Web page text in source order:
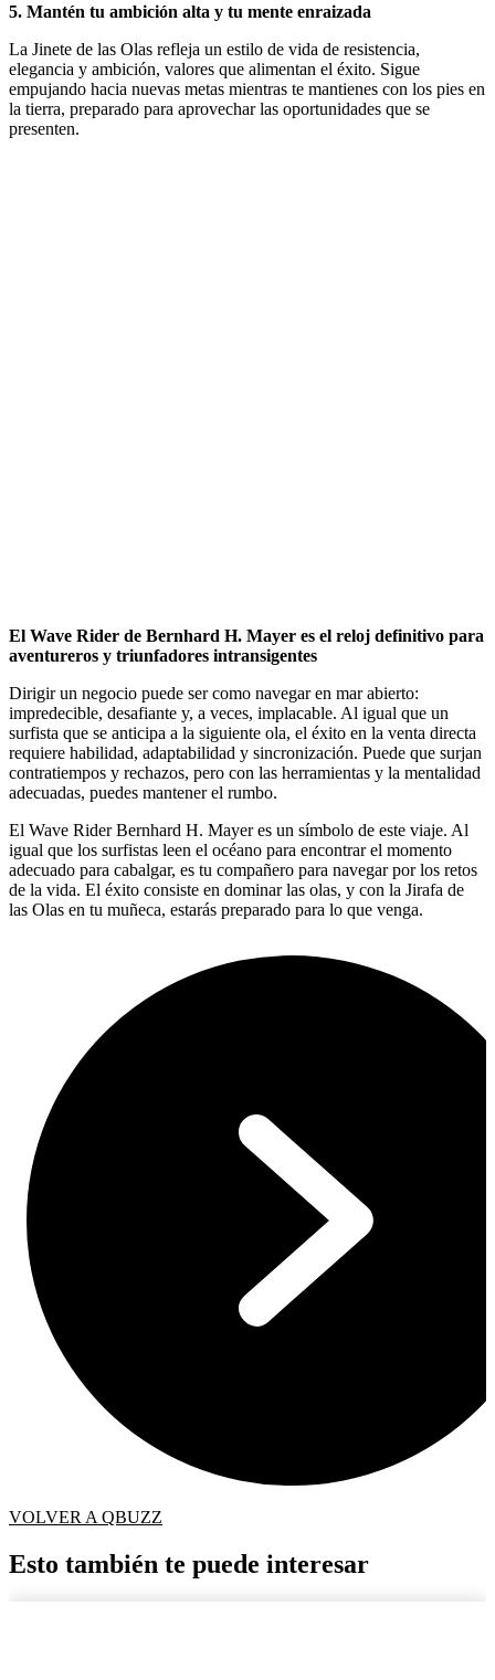
5. Mantén tu ambición alta y tu mente enraizada
La Jinete de las Olas refleja un estilo de vida de resistencia,
elegancia y ambición, valores que alimentan el éxito. Sigue
empujando hacia nuevas metas mientras te mantienes con los pies en
la tierra, preparado para aprovechar las oportunidades que se
presenten.
El Wave Rider de Bernhard H. Mayer es el reloj definitivo para
aventureros y triunfadores intransigentes
Dirigir un negocio puede ser como navegar en mar abierto:
impredecible, desafiante y, a veces, implacable. Al igual que un
surfista que se anticipa a la siguiente ola, el éxito en la venta directa
requiere habilidad, adaptabilidad y sincronización. Puede que surjan
contratiempos y rechazos, pero con las herramientas y la mentalidad
adecuadas, puedes mantener el rumbo.
El Wave Rider Bernhard H. Mayer es un símbolo de este viaje. Al
igual que los surfistas leen el océano para encontrar el momento
adecuado para cabalgar, es tu compañero para navegar por los retos
de la vida. El éxito consiste en dominar las olas, y con la Jirafa de
las Olas en tu muñeca, estarás preparado para lo que venga.
VOLVER A QBUZZ
Esto también te puede interesar